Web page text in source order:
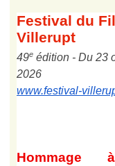
Festival du
Villerupt
49e édition - Du 23
2026
www.festival-
Hommage